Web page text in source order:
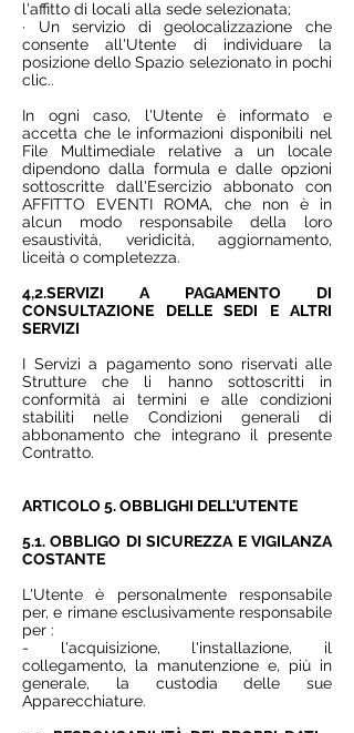
l'affitto di locali alla sede selezionata;
· Un servizio di geolocalizzazione che
consente all'Utente di individuare la
posizione dello Spazio selezionato in pochi
clic..
In ogni caso, l'Utente è informato e
accetta che le informazioni disponibili nel
File Multimediale relative a un locale
dipendono dalla formula e dalle opzioni
sottoscritte dall'Esercizio abbonato con
AFFITTO EVENTI ROMA, che non è in
alcun modo responsabile della loro
esaustività, veridicità, aggiornamento,
liceità o completezza.
4,2.SERVIZI A PAGAMENTO DI
CONSULTAZIONE DELLE SEDI E ALTRI
SERVIZI
I Servizi a pagamento sono riservati alle
Strutture che li hanno sottoscritti in
conformità ai termini e alle condizioni
stabiliti nelle Condizioni generali di
abbonamento che integrano il presente
Contratto.
ARTICOLO 5. OBBLIGHI DELL'UTENTE
5.1. OBBLIGO DI SICUREZZA E VIGILANZA
COSTANTE
L'Utente è personalmente responsabile
per, e rimane esclusivamente responsabile
per :
- l'acquisizione, l'installazione, il
collegamento, la manutenzione e, più in
generale, la custodia delle sue
Apparecchiature.